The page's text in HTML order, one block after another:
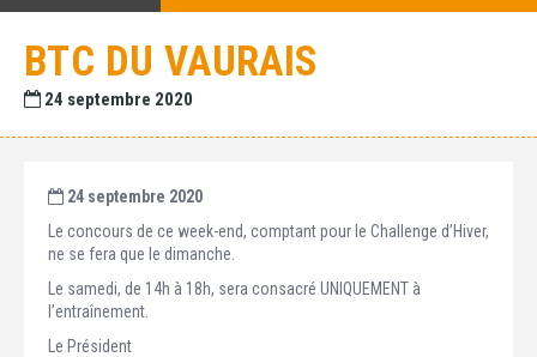
BTC DU VAURAIS
24 septembre 2020
24 septembre 2020
Le concours de ce week-end, comptant pour le Challenge d’Hiver,
ne se fera que le dimanche.
Le samedi, de 14h à 18h, sera consacré UNIQUEMENT à
l’entraînement.
Le Président